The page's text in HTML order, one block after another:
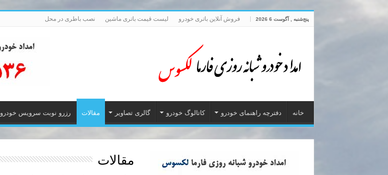
پنج‌شنبه , آگوست 6 2026 فروش آنلاین باتری خودرو لیست قیمت باتری ماشین نصب باطری در محل
خانه دفترچه راهنمای خودرو کاتالوگ خودرو گالری تصاویر مقالات رزرو نوبت سرویس خودرو
مقالات